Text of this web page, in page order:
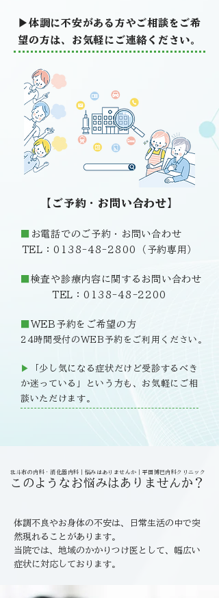
▶体調に不安がある方やご相談をご希
望の方は、お気軽にご連絡ください。
【ご予約・お問い合わせ】
お電話でのご予約・お問い合わせ
TEL：0138-48-2800（予約専用）
検査や診療内容に関するお問い合わせ
TEL：0138-48-2200
WEB予約をご希望の方
24時間受付のWEB予約をご利用ください。
▶
「少し気になる症状だけど受診するべき
か迷っている」という方も、お気軽にご相
談いただけます。
北斗市の内科・消化器内科｜悩みはありませんか｜平田博巳内科クリニック
このようなお悩みはありませんか？
体調不良やお身体の不安は、日常生活の中で突
然現れることがあります。
当院では、地域のかかりつけ医として、幅広い
症状に対応しております。